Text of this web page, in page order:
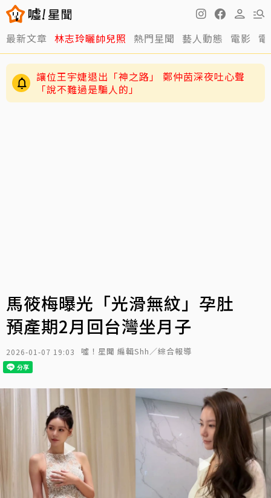
最新文章 林志玲曬帥兒照 熱門星聞 藝人動態 電影
讓位王宇婕退出「神之路」 鄭仲茵深夜吐心聲
「說不難過是騙人的」
馬筱梅曝光「光滑無紋」孕肚
預產期2月回台灣坐月子
2026-01-07 19:03 噓！星聞 編輯Shh／綜合報導